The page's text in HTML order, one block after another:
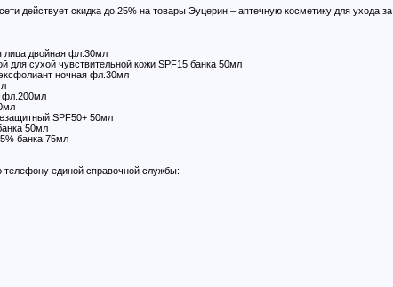
действует скидка до 25% на товары Эуцерин – аптечную косметику для ухода за
двойная фл.30мл
для сухой чувствительной кожи SPF15 банка 50мл
ночная фл.30мл
фл.200мл
SPF50+ 50мл
50мл
банка 75мл
телефону единой справочной службы: